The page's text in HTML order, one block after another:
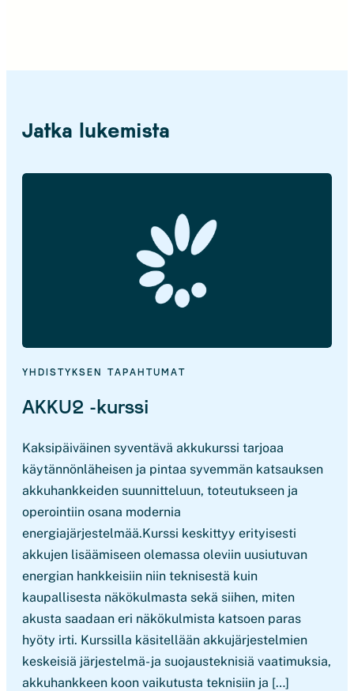
Jatka lukemista
YHDISTYKSEN TAPAHTUMAT
AKKU2 -kurssi
Kaksipäiväinen syventävä akkukurssi tarjoaa
käytännönläheisen ja pintaa syvemmän katsauksen
akkuhankkeiden suunnitteluun, toteutukseen ja
operointiin osana modernia
energiajärjestelmää.Kurssi keskittyy erityisesti
akkujen lisäämiseen olemassa oleviin uusiutuvan
energian hankkeisiin niin teknisestä kuin
kaupallisesta näkökulmasta sekä siihen, miten
akusta saadaan eri näkökulmista katsoen paras
hyöty irti. Kurssilla käsitellään akkujärjestelmien
keskeisiä järjestelmä- ja suojausteknisiä vaatimuksia,
akkuhankkeen koon vaikutusta teknisiin ja […]